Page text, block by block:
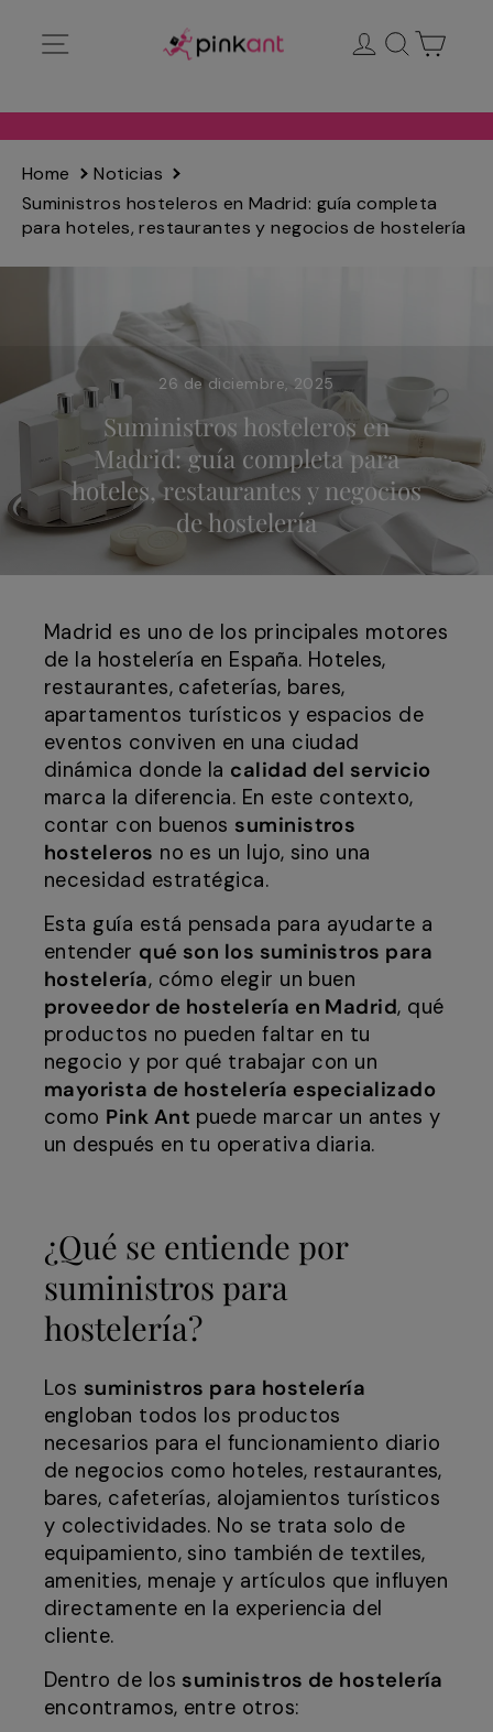
directamente
Ingresar
Buscar
Home
Noticias
Suministros hosteleros en Madrid: guía completa
para hoteles, restaurantes y negocios de hostelería
26 de diciembre, 2025
Suministros hosteleros en
Madrid: guía completa para
hoteles, restaurantes y negocios
de hostelería
Madrid es uno de los principales motores
de la hostelería en España. Hoteles,
restaurantes, cafeterías, bares,
apartamentos turísticos y espacios de
eventos conviven en una ciudad
dinámica donde la calidad del servicio
marca la diferencia. En este contexto,
contar con buenos suministros
hosteleros no es un lujo, sino una
necesidad estratégica.
Esta guía está pensada para ayudarte a
entender qué son los suministros para
hostelería, cómo elegir un buen
proveedor de hostelería en Madrid, qué
productos no pueden faltar en tu
negocio y por qué trabajar con un
mayorista de hostelería especializado
como Pink Ant puede marcar un antes y
un después en tu operativa diaria.
¿Qué se entiende por
suministros para
hostelería?
Los suministros para hostelería
engloban todos los productos
necesarios para el funcionamiento diario
de negocios como hoteles, restaurantes,
bares, cafeterías, alojamientos turísticos
y colectividades. No se trata solo de
equipamiento, sino también de textiles,
amenities, menaje y artículos que influyen
directamente en la experiencia del
cliente.
Dentro de los suministros de hostelería
encontramos, entre otros: